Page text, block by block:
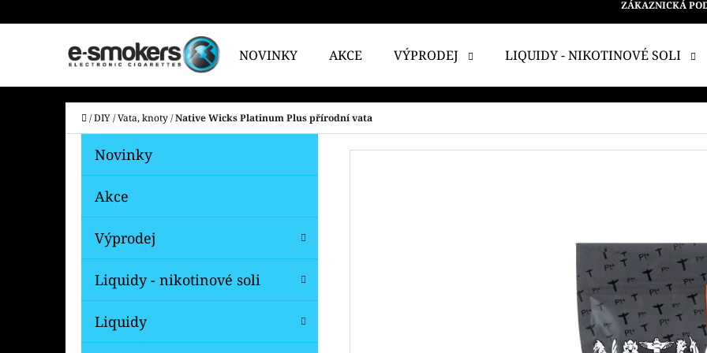
ZÁKAZNICKÁ
NOVINKY AKCE VÝPRODEJ LIQUIDY - NIKOTINOVÉ SOLI
Domů
/DIY/Vata, knoty/Native Wicks Platinum Plus přírodní vata
O
N
Přeskočit
kategorie
K
T
G
R
E
Novinky
Akce
Výprodej
Liquidy - nikotinové soli
Liquidy
Í
do
obchodu
do
obchodu
CO POTŘEBUJETE NAJÍT?